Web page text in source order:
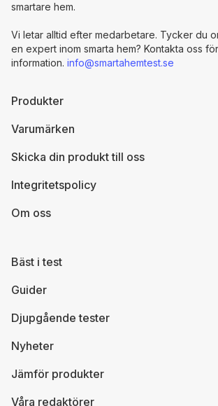
Bäst i test
Guider
Djupgående tester
Nyheter
Jämför produkter
Våra redaktörer
Produkter
Varumärken
Skicka din produkt till oss
Integritetspolicy
Om oss
smartare hem.
Vi letar alltid efter medarbetare. Tycker du
en expert inom smarta hem? Kontakta oss
information. info@smartahemtest.se